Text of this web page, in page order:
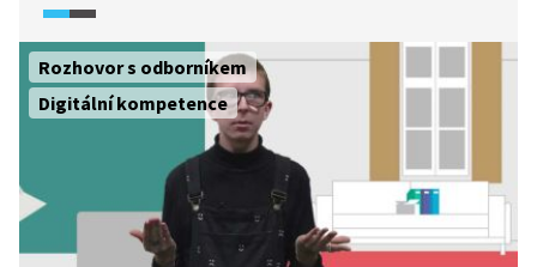
nový socialistický režim. Do země, kde probíhala
společenská revoluce, přijíždí Joan Hintonová,
americká fyzička a odpůrkyně použití atomové zbraně,
která své poválečné osudy spojila právě s Čínou.
Rozhovor s odborníkem
Digitální kompetence